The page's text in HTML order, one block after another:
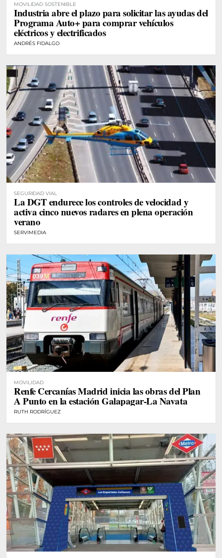
MOVILIDAD SOSTENIBLE
Industria abre el plazo para solicitar las ayudas del
Programa Auto+ para comprar vehículos
eléctricos y electrificados
ANDRÉS FIDALGO
SEGURIDAD VIAL
La DGT endurece los controles de velocidad y
activa cinco nuevos radares en plena operación
verano
SERVIMEDIA
MOVILIDAD
Renfe Cercanías Madrid inicia las obras del Plan
A Punto en la estación Galapagar-La Navata
RUTH RODRÍGUEZ